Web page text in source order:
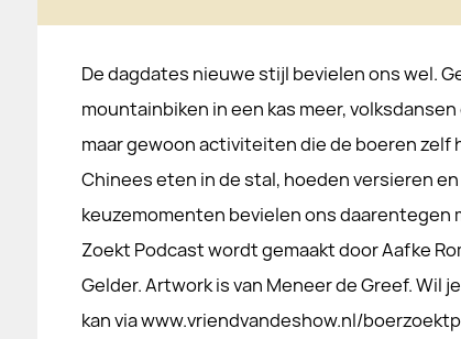
De dagdates nieuwe stijl bevielen ons wel.
mountainbiken in een kas meer,
maar gewoon activiteiten die de boeren zelf
Chinees eten in de stal, hoeden versieren
keuzemomenten bevielen ons daarentegen
Zoekt Podcast wordt gemaakt door Aafke
Gelder. Artwork is van Meneer de Greef. Wil
kan via www.vriendvandeshow.nl/